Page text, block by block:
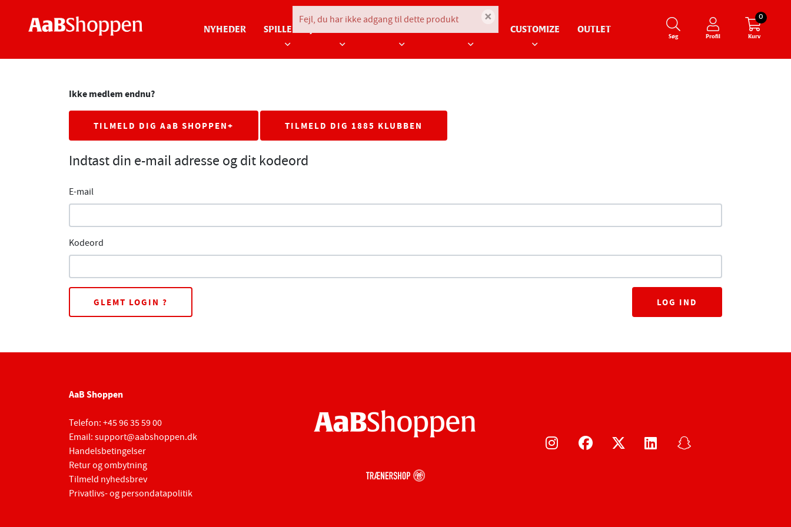
NYHEDER SPILLERTØJ CUSTOMIZE OUTLET
Søg Profil Kurv
0
Ikke medlem endnu?
TILMELD DIG AaB SHOPPEN+ TILMELD DIG 1885 KLUBBEN
Indtast din e-mail adresse og dit kodeord
E-mail
Kodeord
LOG IND
GLEMT LOGIN ?
AaB Shoppen
Telefon: +45 96 35 59 00
Email: support@aabshoppen.dk
Handelsbetingelser
Retur og ombytning
Tilmeld nyhedsbrev
Privatlivs- og persondatapolitik
×
Fejl, du har ikke adgang til dette produkt